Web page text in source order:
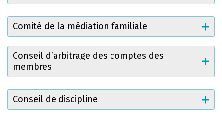
Comité de la médiation familiale
Conseil d’arbitrage des comptes des
membres
Conseil de discipline